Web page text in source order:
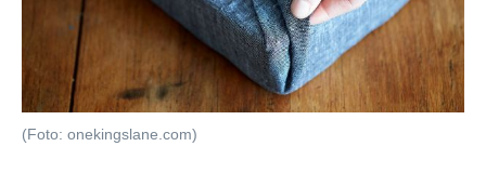
(Foto: onekingslane.com)